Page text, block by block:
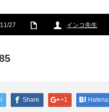
27 インコ先生
Share +1 Hatena